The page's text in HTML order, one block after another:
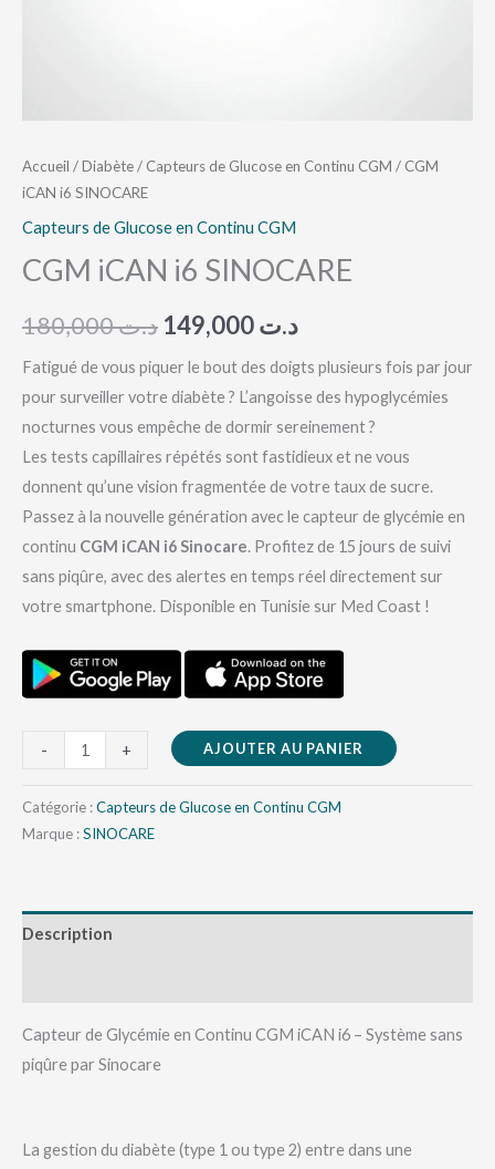
Accueil /Diabète/ Capteurs de Glucose en Continu CGM / CGM
iCAN i6 SINOCARE
Capteurs de Glucose en Continu CGM
CGM iCAN i6 SINOCARE
د.ت180,000 د.ت
Fatigué de vous piquer le bout des doigts plusieurs fois par jour
pour surveiller votre diabète ? L’angoisse des hypoglycémies
nocturnes vous empêche de dormir sereinement ?
Les tests capillaires répétés sont fastidieux et ne vous
donnent qu’une vision fragmentée de votre taux de sucre.
Passez à la nouvelle génération avec le capteur de glycémie en
continu CGM iCAN i6 Sinocare. Profitez de 15 jours de suivi
sans piqûre, avec des alertes en temps réel directement sur
votre smartphone. Disponible en Tunisie sur Med Coast !
- + AJOUTER AU PANIER
Catégorie :Capteurs de Glucose en Continu CGM
Marque :SINOCARE
Description
Capteur de Glycémie en Continu CGM iCAN i6 – Système sans
piqûre par Sinocare
La gestion du diabète (type 1 ou type 2) entre dans une